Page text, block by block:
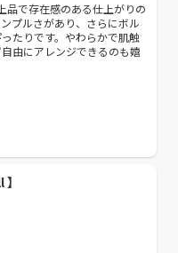
品で存在感のある仕上がりの
プルさがあり、さらにボル
たりです。やわらかで肌触
由にアレンジできるのも嬉